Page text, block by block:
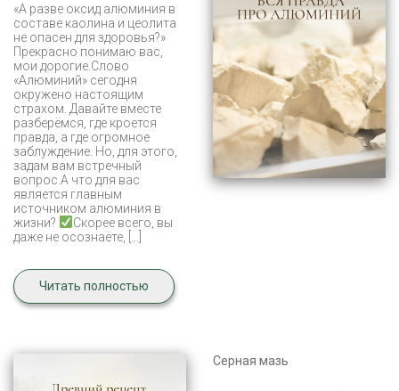
«А разве оксид алюминия в
составе каолина и цеолита
не опасен для здоровья?»
Прекрасно понимаю вас,
мои дорогие.Слово
«Алюминий» сегодня
окружено настоящим
страхом. Давайте вместе
разберёмся, где кроется
правда, а где огромное
заблуждение. Но, для этого,
задам вам встречный
вопрос.А что для вас
является главным
источником алюминия в
жизни?
Скорее всего, вы
даже не осознаёте, […]
Читать полностью
Серная мазь